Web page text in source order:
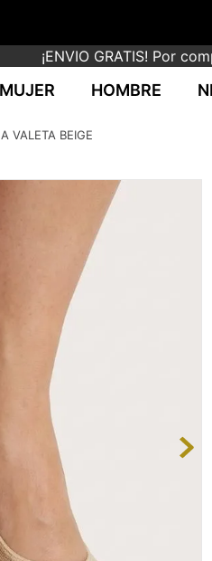
¡ENVIO GRATIS! Por
MUJER HOMBRE
VALETA BEIGE